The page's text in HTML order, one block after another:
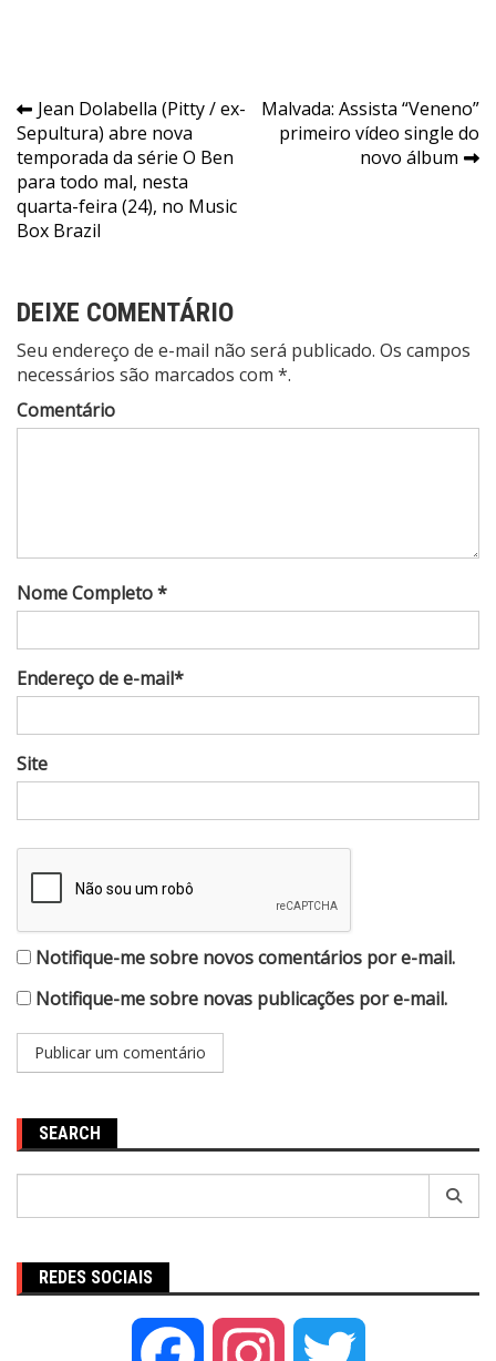
Navegação
de
Post
Jean Dolabella (Pitty / ex-
Sepultura) abre nova
temporada da série O Ben
para todo mal, nesta
quarta-feira (24), no Music
Box Brazil
Malvada: Assista “Veneno”
primeiro vídeo single do
novo álbum
DEIXE COMENTÁRIO
Seu endereço de e-mail não será publicado. Os campos
necessários são marcados com *.
Comentário
Nome Completo *
Endereço de e-mail*
Site
Notifique-me sobre novos comentários por e-mail.
Notifique-me sobre novas publicações por e-mail.
SEARCH
REDES SOCIAIS
Facebook Instagram